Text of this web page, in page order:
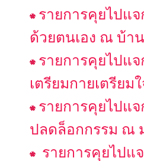
รายการคุยไปแ
ด้วยตนเอง ณ บ้า
รายการคุยไปแ
เตรียมกายเตรียม
รายการคุยไปแ
ปลดล็อกกรรม ณ
รายการคุยไปแ